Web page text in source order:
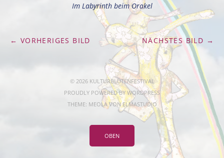
Im Labyrinth beim Orakel
← VORHERIGES BILD NÄCHSTES BILD →
© 2026 KULTURBLÜTENFESTIVAL
PROUDLY POWERED BYWORDPRESS
THEME: MEOLA VONELMASTUDIO
OBEN